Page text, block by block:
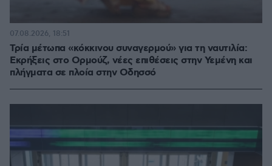
Τρία μέτωπα «κόκκινου συναγερμού» για τη ναυτιλία:
Εκρήξεις στο Ορμούζ, νέες επιθέσεις στην Υεμένη και
πλήγματα σε πλοία στην Οδησσό
07.08.2026, 18:51